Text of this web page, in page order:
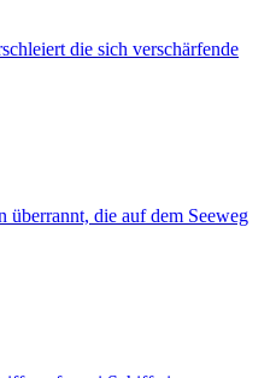
die sich verschärfende
überrannt, die auf dem Seeweg